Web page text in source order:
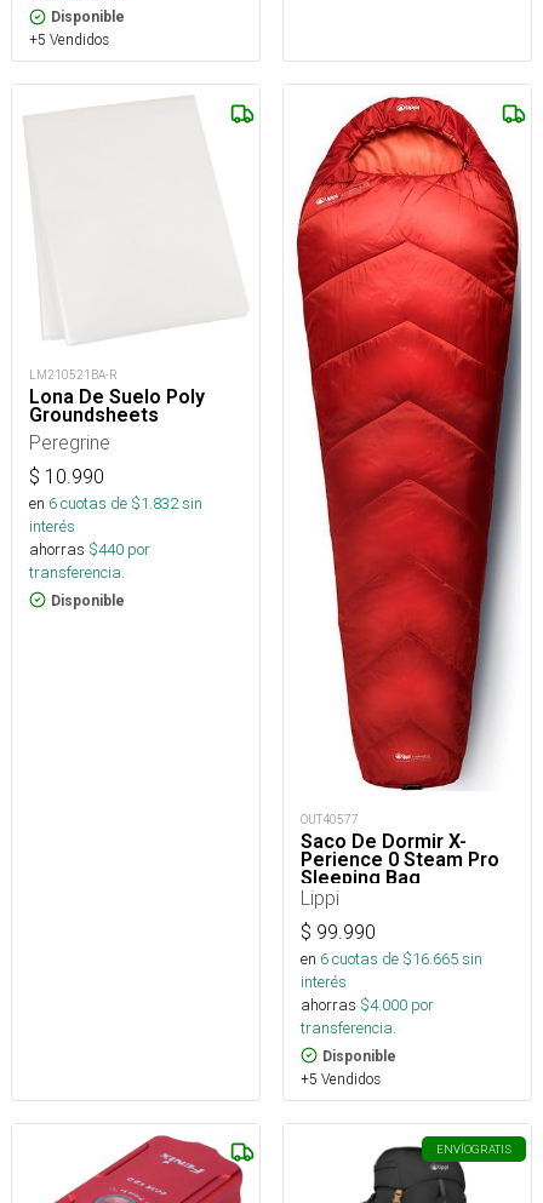
Disponible
+5 Vendidos
LM210521BA-R
Lona De Suelo Poly
Groundsheets
Peregrine
$ 10.990
en 6cuotas de $1.832sin
interés
ahorras $440 por
transferencia.
Disponible
OUT40577
Saco De Dormir X-
Perience 0 Steam Pro
Sleeping Bag
Lippi
$ 99.990
en 6cuotas de $16.665sin
interés
ahorras $4.000 por
transferencia.
Disponible
+5 Vendidos
ENVÍOGRATIS